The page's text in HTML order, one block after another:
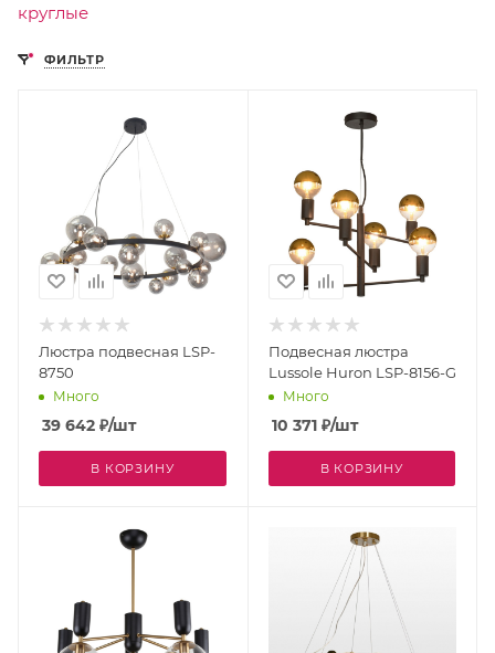
круглые
ФИЛЬТР
Люстра подвесная LSP-
8750
Много
39 642 ₽/шт
В КОРЗИНУ
Подвесная люстра
Lussole Huron LSP-8156-G
Много
10 371₽/шт
В КОРЗИНУ